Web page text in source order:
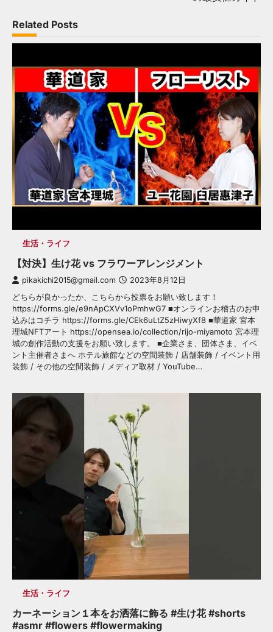
Related Posts
生活・ライフ
【対決】生け花 vs フラワーアレンジメント
pikakichi2015@gmail.com 2023年8月12日
どちらが良かったか、こちらから投票をお願い致します！
https://forms.gle/e9nApCXVv1oPmhwG7 ■オンラインお稽古のお申
込みはコチラ https://forms.gle/CEk6uLtZ5zHiwyXf8 ■華道家 宮本
理城NFTアート https://opensea.io/collection/rijo-miyamoto 宮本理
城の創作活動の支援をお願い致します。 ■企業さま、団体さま、イベ
ント主催者さまへ ホテル旅館などの空間装飾 / 店舗装飾 / イベント用
装飾 / その他の空間装飾 / メディア取材 / YouTube…
生活・ライフ
カーネーション１本をお洒落に飾る #生け花 #shorts
#asmr #flowers #flowermaking